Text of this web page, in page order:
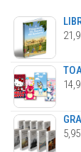
5,95